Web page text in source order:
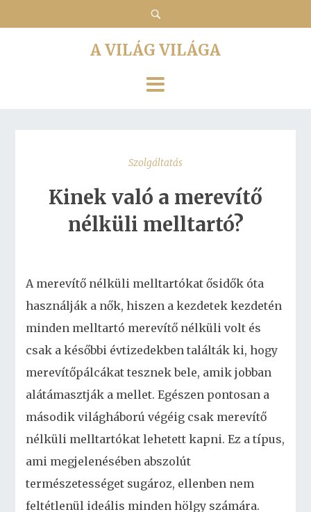
A VILÁG VILÁGA
Szolgáltatás
Kinek való a merevítő
nélküli melltartó?
A merevítő nélküli melltartókat ősidők óta
használják a nők, hiszen a kezdetek kezdetén
minden melltartó merevítő nélküli volt és
csak a későbbi évtizedekben találták ki, hogy
merevítőpálcákat tesznek bele, amik jobban
alátámasztják a mellet. Egészen pontosan a
második világháború végéig csak merevítő
nélküli melltartókat lehetett kapni. Ez a típus,
ami megjelenésében abszolút
természetességet sugároz, ellenben nem
feltétlenül ideális minden hölgy számára.